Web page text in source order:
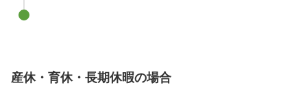
産休・育休・長期休暇の場合